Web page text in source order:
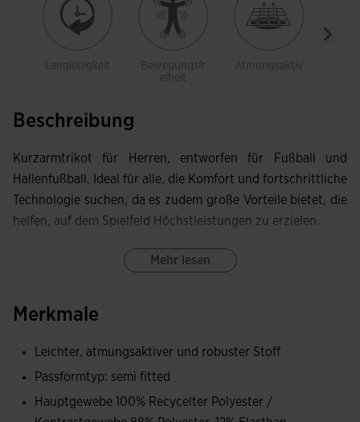
Langlebigkeit
Bewegungsfr
eiheit
Atmungsaktiv
Beschreibung
Kurzarmtrikot für Herren, entworfen für Fußball und
Hallenfußball. Ideal für alle, die Komfort und fortschrittliche
Technologie suchen, da es zudem große Vorteile bietet, die
helfen, auf dem Spielfeld Höchstleistungen zu erzielen.
Es verfügt über einen eleganten V-Ausschnitt aus Ripp.
Hergestellt aus technischem Gewebe, das durch
Joma-Logo gestickt.
Mehr lesen
Merkmale
Leichter, atmungsaktiver und robuster Stoff
Passformtyp: semi fitted
Hauptgewebe 100% Recycelter Polyester /